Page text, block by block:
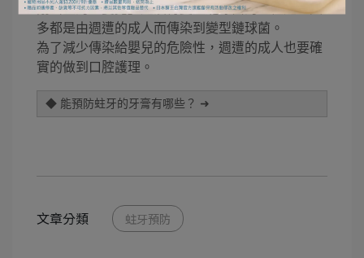
剛出生的「嬰兒」是沒有變型鏈球菌的，但是，大
多都是由週遭的成人而傳染到變型鏈球菌。
為了減少傳染給嬰兒的危險性，週遭的成人也要確
實的做到口腔護理。
◆ 能預防蛀牙的牙膏有哪些？ ➜
文章分類 蛀牙預防